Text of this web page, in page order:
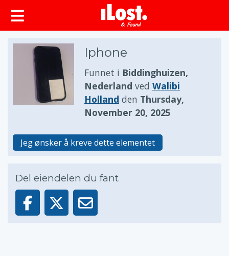
Iphone
Funnet i Biddinghuizen,
Nederland ved Walibi
Holland den Thursday,
November 20, 2025
Jeg ønsker å kreve dette elementet
Del eiendelen du fant